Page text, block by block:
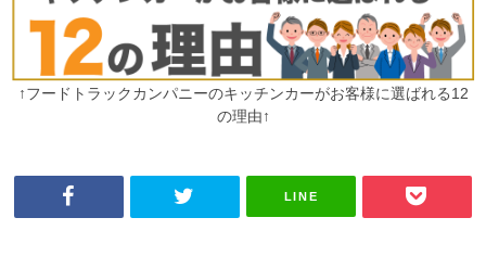
↑フードトラックカンパニーのキッチンカーがお客様に選ばれる12
の理由↑
LINE